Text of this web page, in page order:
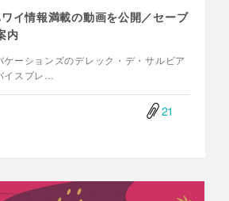
イ情報満載の動画を公開／セーブ
内
ケーションズのデレック・デ・サルビア
イスプレ…
21